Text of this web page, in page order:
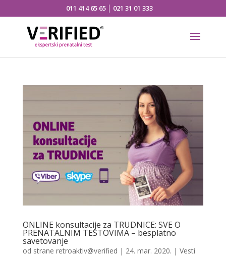
011 414 65 65 021 31 01 333
ONLINE konsultacije za TRUDNICE: SVE O
PRENATALNIM TESTOVIMA – besplatno
savetovanje
od strane retroaktiv@verified | 24. mar. 2020. | Vesti